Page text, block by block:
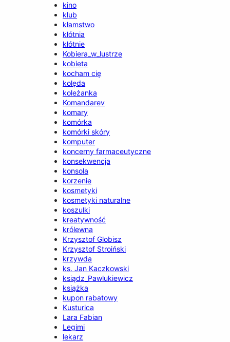
kino
klub
kłamstwo
kłótnia
kłótnie
Kobiera_w_lustrze
kobieta
kocham cię
kolęda
koleżanka
Komandarev
komary
komórka
komórki skóry
komputer
koncerny farmaceutyczne
konsekwencja
konsola
korzenie
kosmetyki
kosmetyki naturalne
koszulki
kreatywność
królewna
Krzysztof Globisz
Krzysztof Stroiński
krzywda
ks. Jan Kaczkowski
ksiądz_Pawlukiewicz
książka
kupon rabatowy
Kusturica
Lara Fabian
Legimi
lekarz